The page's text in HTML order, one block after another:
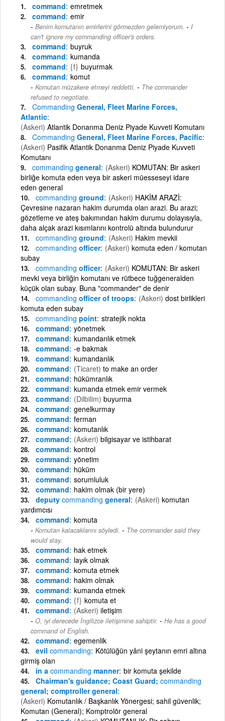
command emretmek
command emir
Benim komutanın emirlerini görmezden gelemiyorum. - I
can't ignore my commanding officer's orders.
command buyruk
command kumanda
command {f} buyurmak
command komut
Komutan müzakere etmeyi reddetti. - The commander
refused to negotiate.
Commanding General, Fleet Marine Forces,
Atlantic
(Askeri) Atlantik Donanma Deniz Piyade Kuvveti Komutanı
Commanding General, Fleet Marine Forces, Pacific
(Askeri) Pasifik Atlantik Donanma Deniz Piyade Kuvveti
Komutanı
commanding general (Askeri) KOMUTAN: Bir askeri
birliğe komuta eden veya bir askeri müesseseyi idare
eden general
commanding ground (Askeri) HAKİM ARAZİ:
Çevresine nazaran hakim durumda olan arazi. Bu arazi;
gözetleme ve ateş bakımından hakim durumu dolayısıyla,
daha alçak arazi kısımlarını kontrolü altında bulundurur
commanding ground (Askeri) Hakim mevkii
commanding officer (Askeri) komuta eden / komutan
subay
commanding officer (Askeri) KOMUTAN: Bir askeri
mevki veya birliğin komutanı ve rütbece tuğgeneralden
küçük olan subay. Buna "commander" de denir
commanding officer of troops (Askeri) dost birlikleri
komuta eden subay
commanding point stratejik nokta
command yönetmek
command kumandanlık etmek
command -e bakmak
command kumandanlık
command (Ticaret) to make an order
command hükümranlık
command kumanda etmek emir vermek
command (Dilbilim) buyurma
command genelkurmay
command ferman
command komutanlık
command (Askeri) bilgisayar ve istihbarat
command kontrol
command yönetim
command hüküm
command sorumluluk
command hakim olmak (bir yere)
deputy commanding general (Askeri) komutan
yardımcısı
command komuta
Komutan kalacaklarını söyledi. - The commander said they
would stay.
command hak etmek
command layık olmak
command komuta etmek
command hakim olmak
command kumanda etmek
command {f} komuta et
command (Askeri) iletişim
O, iyi derecede İngilizce iletişimine sahiptir. - He has a good
command of English.
command egemenlik
evil commanding Kötülüğün yâni şeytanın emri altına
girmiş olan
in a commanding manner bir komuta şekilde
Chairman's guidance; Coast Guard; commanding
general; comptroller general
(Askeri) Komutanlık / Başkanlık Yönergesi; sahil güvenlik;
Komutan (General); Komptrolör general